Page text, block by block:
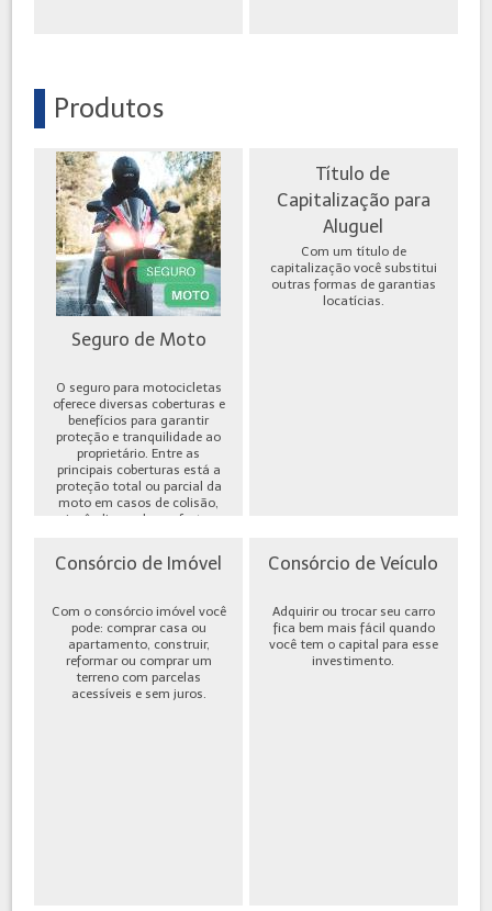
Produtos
Seguro de Moto
O seguro para motocicletas
oferece diversas coberturas e
benefícios para garantir
proteção e tranquilidade ao
proprietário. Entre as
principais coberturas está a
proteção total ou parcial da
moto em casos de colisão,
incêndio, roubo ou furto,
Título de
Capitalização para
Aluguel
Com um título de
capitalização você substitui
outras formas de garantias
locatícias.
Consórcio de Imóvel
Com o consórcio imóvel você
pode: comprar casa ou
apartamento, construir,
reformar ou comprar um
terreno com parcelas
acessíveis e sem juros.
Consórcio de Veículo
Adquirir ou trocar seu carro
fica bem mais fácil quando
você tem o capital para esse
investimento.